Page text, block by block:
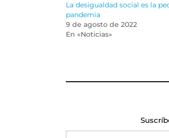
La desigualdad social es la
pandemia
9 de agosto de 2022
En «Noticias»
Escribe tu correo electrónico…